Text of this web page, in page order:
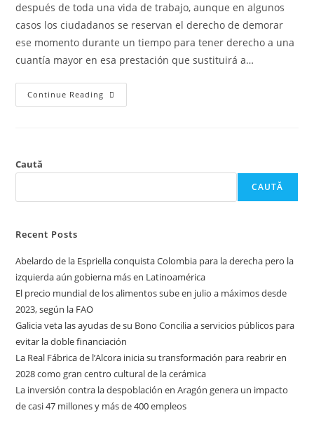
después de toda una vida de trabajo, aunque en algunos
casos los ciudadanos se reservan el derecho de demorar
ese momento durante un tiempo para tener derecho a una
cuantía mayor en esa prestación que sustituirá a…
Continue Reading
Caută
CAUTĂ
Recent Posts
Abelardo de la Espriella conquista Colombia para la derecha pero la
izquierda aún gobierna más en Latinoamérica
El precio mundial de los alimentos sube en julio a máximos desde
2023, según la FAO
Galicia veta las ayudas de su Bono Concilia a servicios públicos para
evitar la doble financiación
La Real Fábrica de l’Alcora inicia su transformación para reabrir en
2028 como gran centro cultural de la cerámica
La inversión contra la despoblación en Aragón genera un impacto
de casi 47 millones y más de 400 empleos